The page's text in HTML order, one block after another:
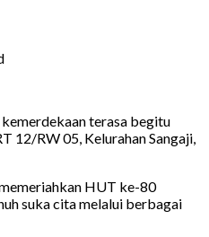
kemerdekaan terasa begitu
12/RW 05, Kelurahan Sangaji,
HUT ke-80
suka cita melalui berbagai